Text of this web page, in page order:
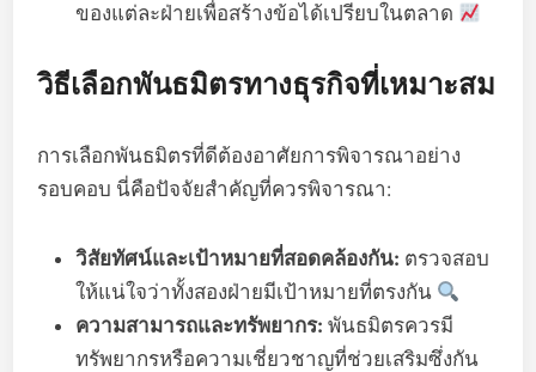
ของแต่ละฝ่ายเพื่อสร้างข้อได้เปรียบในตลาด
วิธีเลือกพันธมิตรทางธุรกิจที่เหมาะสม
การเลือกพันธมิตรที่ดีต้องอาศัยการพิจารณาอย่าง
รอบคอบ นี่คือปัจจัยสำคัญที่ควรพิจารณา:
วิสัยทัศน์และเป้าหมายที่สอดคล้องกัน: ตรวจสอบ
ให้แน่ใจว่าทั้งสองฝ่ายมีเป้าหมายที่ตรงกัน
ความสามารถและทรัพยากร: พันธมิตรควรมี
ทรัพยากรหรือความเชี่ยวชาญที่ช่วยเสริมซึ่งกัน